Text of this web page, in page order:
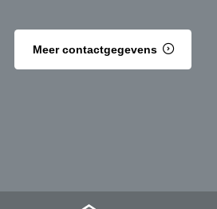
Meer contactgegevens